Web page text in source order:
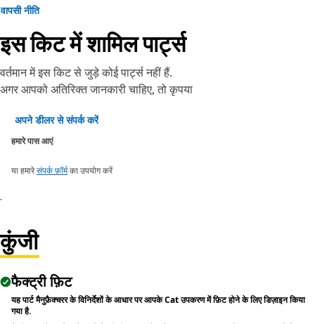
वापसी नीति
इस किट में शामिल पार्ट्स
वर्तमान में इस किट से जुड़े कोई पार्ट्स नहीं हैं.
अगर आपको अतिरिक्त जानकारी चाहिए, तो कृपया
अपने डीलर से संपर्क करें
हमारे पास आएं
या हमारेसंपर्क फ़ॉर्मका उपयोग करें
.
कुंजी
फैक्ट्री फ़िट
यह पार्ट मैनुफ़ैक्चरर के विनिर्देशों के आधार पर आपके Cat उपकरण में फ़िट होने के लिए डिज़ाइन किया
गया है.